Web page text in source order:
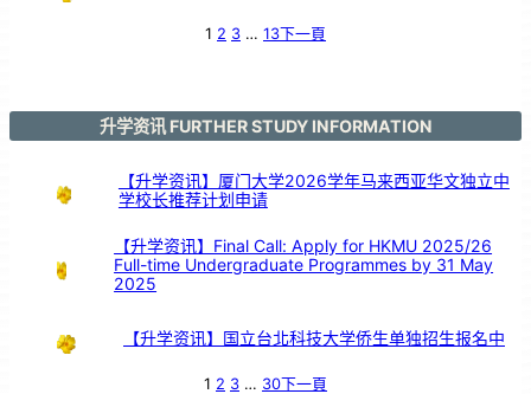
1 2 3 … 13下一頁
升学资讯 FURTHER STUDY INFORMATION
【升学资讯】厦门大学2026学年马来西亚华文独立中
学校长推荐计划申请
【升学资讯】Final Call: Apply for HKMU 2025/26
Full-time Undergraduate Programmes by 31 May
2025
【升学资讯】国立台北科技大学侨生单独招生报名中
1 2 3 … 30下一頁